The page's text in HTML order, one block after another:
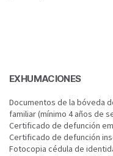
EXHUMACIONES
Documentos de la bóveda
familiar (mínimo 4 años de
Certificado de defunción
Certificado de defunción
Fotocopia cédula de